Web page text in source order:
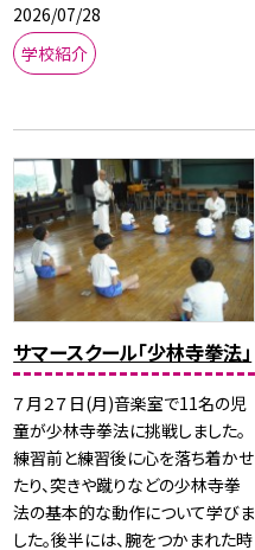
2026/07/28
学校紹介
サマースクール「少林寺拳法」
７月２７日(月)音楽室で11名の児
童が少林寺拳法に挑戦しました。
練習前と練習後に心を落ち着かせ
たり、突きや蹴りなどの少林寺拳
法の基本的な動作について学びま
した。後半には、腕をつかまれた時